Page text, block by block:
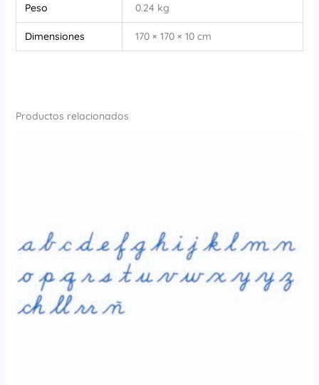
Peso 0.24 kg
Dimensiones 170 × 170 × 10 cm
Productos relacionados